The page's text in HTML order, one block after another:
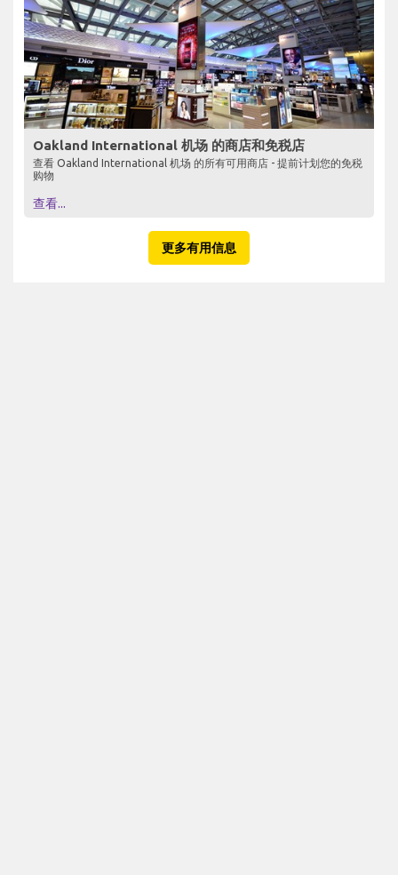
Oakland International 机场 的商店和免税店
查看 Oakland International 机场 的所有可用商店 - 提前计划您的免税
购物
查看...
更多有用信息